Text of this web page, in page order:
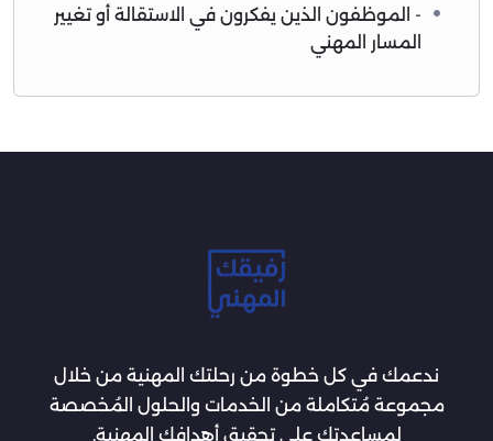
- الموظفون الذين يفكرون في الاستقالة أو تغيير
المسار المهني
ندعمك في كل خطوة من رحلتك المهنية من خلال
مجموعة مُتكاملة من الخدمات والحلول المُخصصة
لمساعدتك على تحقيق أهدافك المهنية.